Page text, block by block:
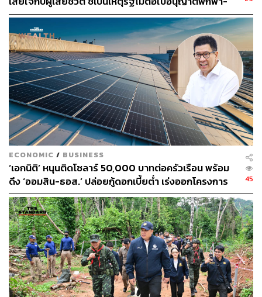
205
ABOUT THE AUTHOR
THE STANDARD TEAM
กองบรรณาธิการ THE STANDARD
ABOUT THE PHOTOGRAPHER
ณาฌารัฐ ภักดีอาสา
ช่างภาพข่าว ประจำสำนักข่าว THE
STANDARD
ครอบครองปืน
ECONOMIC / BUSINESS
‘เอกนิติ’ หนุนติดโซลาร์ 50,000 บาทต่อครัวเรือน พร้อม
ดึง ‘ออมสิน-ธอส.’ ปล่อยกู้ดอกเบี้ยต่ำ เร่งออกโครงการ
ภายใน 1 เดือน
45